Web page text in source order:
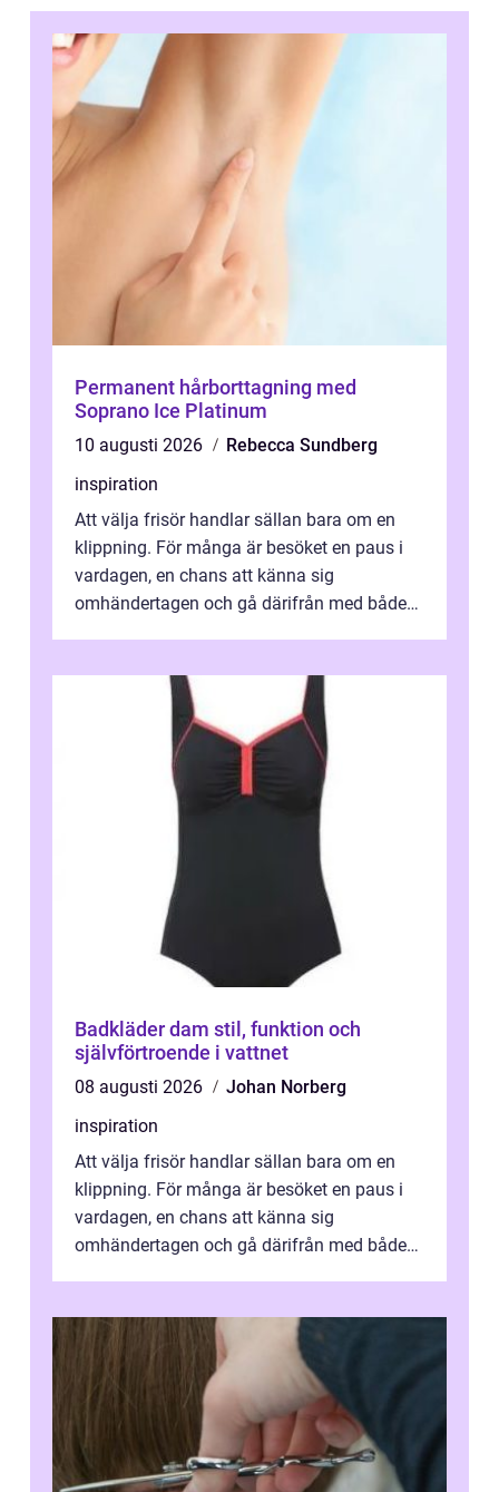
Permanent hårborttagning med
Soprano Ice Platinum
10 augusti 2026
Rebecca Sundberg
inspiration
Att välja frisör handlar sällan bara om en
klippning. För många är besöket en paus i
vardagen, en chans att känna sig
omhändertagen och gå därifrån med både
Badkläder dam stil, funktion och
självförtroende i vattnet
08 augusti 2026
Johan Norberg
inspiration
Att välja frisör handlar sällan bara om en
klippning. För många är besöket en paus i
vardagen, en chans att känna sig
omhändertagen och gå därifrån med både